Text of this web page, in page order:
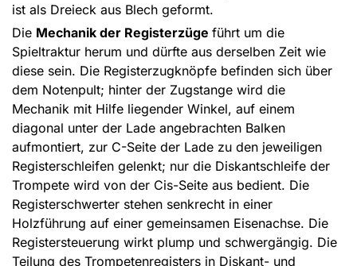
ist als Dreieck aus Blech geformt.
Die Mechanik der Registerzüge führt um die
Spieltraktur herum und dürfte aus derselben Zeit wie
diese sein. Die Registerzugknöpfe befinden sich über
dem Notenpult; hinter der Zugstange wird die
Mechanik mit Hilfe liegender Winkel, auf einem
diagonal unter der Lade angebrachten Balken
aufmontiert, zur C-Seite der Lade zu den jeweiligen
Registerschleifen gelenkt; nur die Diskantschleife der
Trompete wird von der Cis-Seite aus bedient. Die
Registerschwerter stehen senkrecht in einer
Holzführung auf einer gemeinsamen Eisenachse. Die
Registersteuerung wirkt plump und schwergängig. Die
Teilung des Trompetenregisters in Diskant- und